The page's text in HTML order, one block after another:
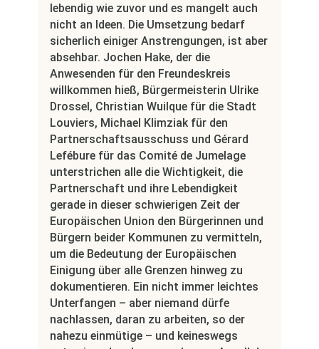
lebendig wie zuvor und es mangelt auch
nicht an Ideen. Die Umsetzung bedarf
sicherlich einiger Anstrengungen, ist aber
absehbar. Jochen Hake, der die
Anwesenden für den Freundeskreis
willkommen hieß, Bürgermeisterin Ulrike
Drossel, Christian Wuilque für die Stadt
Louviers, Michael Klimziak für den
Partnerschaftsausschuss und Gérard
Lefébure für das Comité de Jumelage
unterstrichen alle die Wichtigkeit, die
Partnerschaft und ihre Lebendigkeit
gerade in dieser schwierigen Zeit der
Europäischen Union den Bürgerinnen und
Bürgern beider Kommunen zu vermitteln,
um die Bedeutung der Europäischen
Einigung über alle Grenzen hinweg zu
dokumentieren. Ein nicht immer leichtes
Unterfangen – aber niemand dürfe
nachlassen, daran zu arbeiten, so der
nahezu einmütige – und keineswegs